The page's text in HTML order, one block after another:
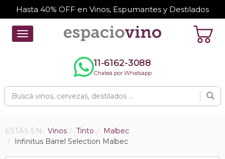
Hasta 40% OFF en Vinos, Espumantes y Destilados
Toggle
navigation
11-6162-3088
Chateá por Whatsapp
ESTÁS EN: Vinos Tinto
Malbec
Infinitus Barrel Selection Malbec